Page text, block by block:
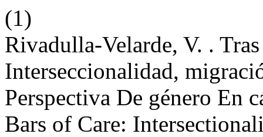
(1)
Rivadulla-Velarde, V. .
Interseccionalidad,
Perspectiva De género En
Bars of Care: